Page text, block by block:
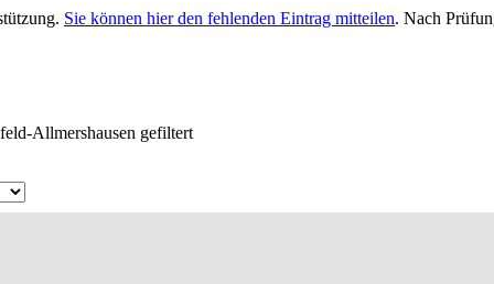
Sie können hier den fehlenden Eintrag mitteilen. Nach
Allmershausen gefiltert